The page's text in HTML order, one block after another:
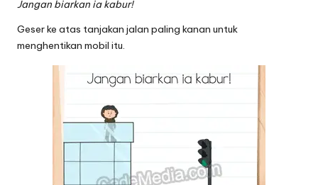
Jangan biarkan ia kabur!
Geser ke atas tanjakan jalan paling kanan untuk
menghentikan mobil itu.